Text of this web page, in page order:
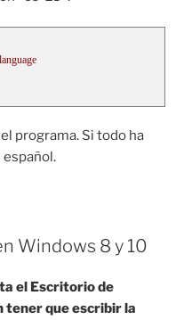
programa. Si todo ha
español.
Windows 8 y 10
el Escritorio de
tener que escribir la